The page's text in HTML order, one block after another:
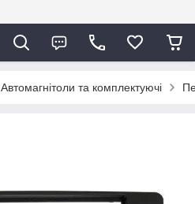
Автомагнітоли та комплектуючі